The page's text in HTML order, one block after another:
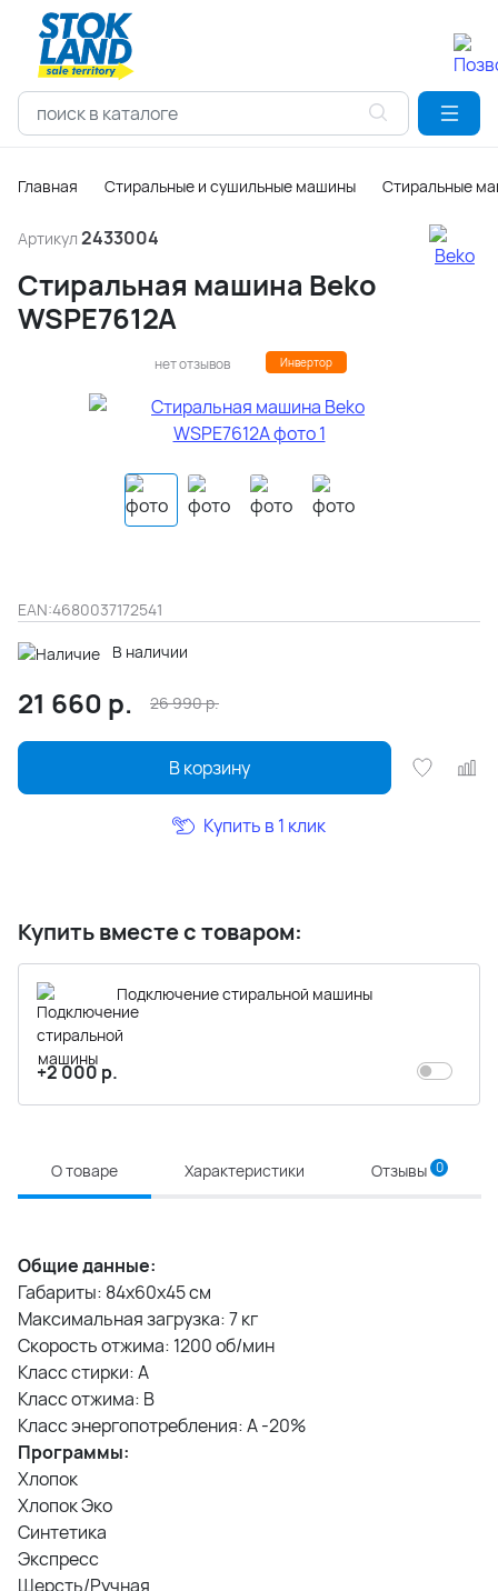
Главная Стиральные и сушильные машины Стиральные
Артикул 2433004
Стиральная машина Beko
WSPE7612A
нет отзывов Инвертор
EAN:4680037172541
В наличии
21 660 р. 26 990р.
В корзину
Купить в 1 клик
Купить вместе с товаром:
Подключение стиральной машины
+2 000 р.
О товаре Характеристики Отзывы 0
Общие данные:
Габариты: 84x60x45 см
Максимальная загрузка: 7 кг
Скорость отжима: 1200 об/мин
Класс стирки: A
Класс отжима: B
Класс энергопотребления: A -20%
Программы:
Хлопок
Хлопок Эко
Синтетика
Экспресс
Шерсть/Ручная